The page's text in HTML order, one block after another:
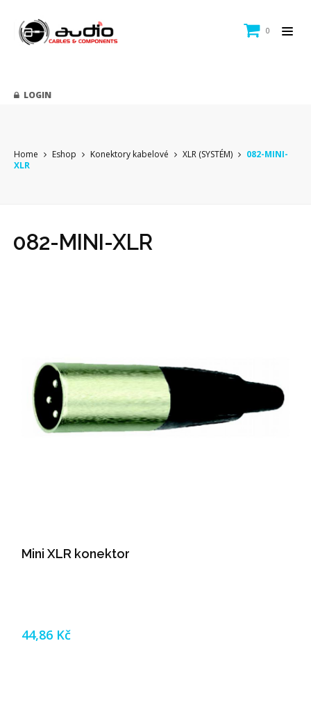
0
LOGIN
Home Eshop Konektory kabelové XLR (SYSTÉM)
082-MINI-
XLR
082-MINI-XLR
Mini XLR konektor
44,86 Kč